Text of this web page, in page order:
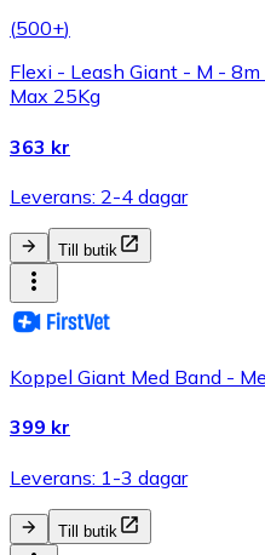
(500+)
Flexi - Leash Giant - M -
Max 25Kg
363 kr
Leverans: 2-4 dagar
Till butik
Koppel Giant Med Band -
399 kr
Leverans: 1-3 dagar
Till butik